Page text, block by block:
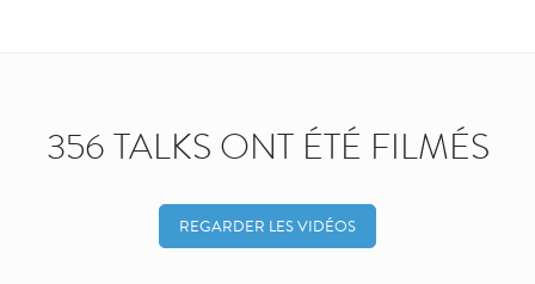
356 TALKS ONT ÉTÉ FILMÉS
REGARDER LES VIDÉOS